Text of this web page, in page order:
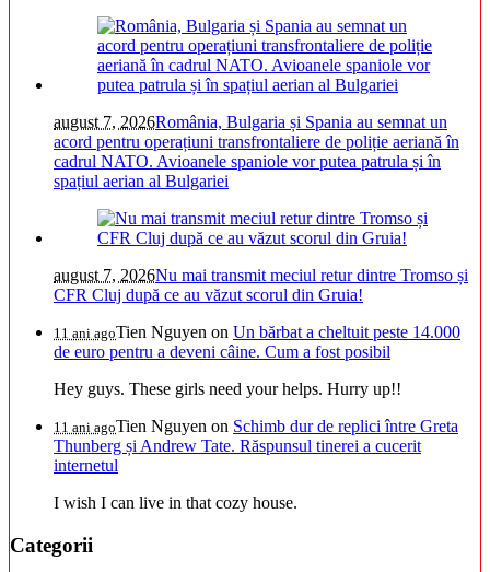
august 7, 2026România, Bulgaria și Spania au semnat un
acord pentru operațiuni transfrontaliere de poliție aeriană în
cadrul NATO. Avioanele spaniole vor putea patrula și în
spațiul aerian al Bulgariei
august 7, 2026Nu mai transmit meciul retur dintre Tromso și
CFR Cluj după ce au văzut scorul din Gruia!
11 ani agoTien Nguyen on Un bărbat a cheltuit peste 14.000
de euro pentru a deveni câine. Cum a fost posibil
Hey guys. These girls need your helps. Hurry up!!
11 ani agoTien Nguyen on Schimb dur de replici între Greta
Thunberg și Andrew Tate. Răspunsul tinerei a cucerit
internetul
I wish I can live in that cozy house.
Categorii